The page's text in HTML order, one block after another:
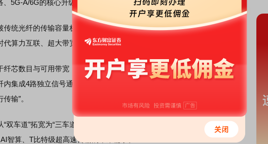
5G-A/6G的核心升级方向。
光纤的传输容量极限，标志着我国空分复用光纤与多波段融合技术迈
代算力互联、超大带宽传输提供了全新技术方案。
数目与可用带宽，带宽与容量存在明显瓶颈。该光缆创新采用四芯光
集成4路独立信号通道，并将超低损耗、大有效面积特性从C、L波段拓展
输”。
车道”拓宽为“三车道”，单芯带宽提升近50%，单条光纤容量达到传统光
智算、T比特级超高速传输的未来需求。